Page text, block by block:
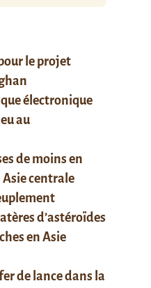
le projet
électronique
au
de moins en
centrale
d’astéroïdes
en Asie
de lance dans la